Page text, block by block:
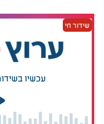
שידור חי
עכשיו